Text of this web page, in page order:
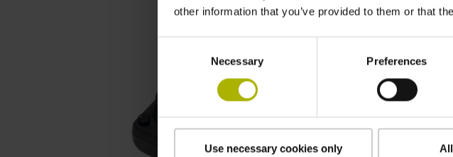
other information that you’ve provided to them or that
Necessary Preferences
Use necessary cookies only